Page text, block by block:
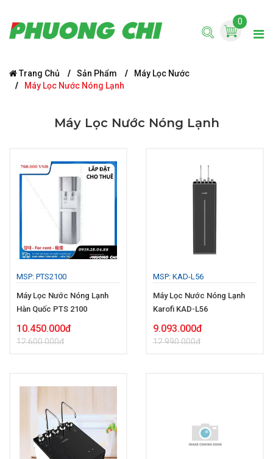
0
Trang Chủ Sản Phẩm
Máy Lọc Nước
Máy Lọc Nước Nóng Lạnh
Máy Lọc Nước Nóng Lạnh
MSP: PTS2100
Máy Lọc Nước Nóng Lạnh
Hàn Quốc PTS 2100
10.450.000đ
12.600.000đ
MSP: KAD-L56
Máy Lọc Nước Nóng Lạnh
Karofi KAD-L56
9.093.000đ
12.990.000đ